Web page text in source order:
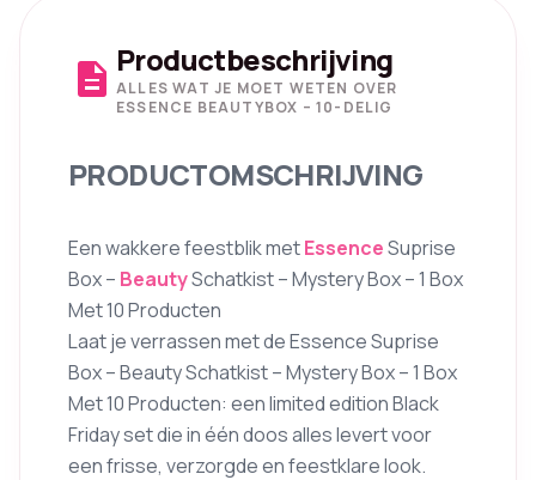
description Productbeschrijving
ALLES WAT JE MOET WETEN OVER
ESSENCE BEAUTYBOX – 10-DELIG
PRODUCTOMSCHRIJVING
Een wakkere feestblik metEssenceSuprise
Box – BeautySchatkist – Mystery Box – 1 Box
Met 10 Producten
Laat je verrassen met de Essence Suprise
Box – Beauty Schatkist – Mystery Box – 1 Box
Met 10 Producten: een limited edition Black
Friday set die in één doos alles levert voor
een frisse, verzorgde en feestklare look.